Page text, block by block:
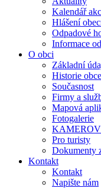
Kalendář
Hlášení
Odpadové
Informace
O obci
Základní
Historie obce
Současnost
Firmy a
Mapová
Fotogalerie
Pro turisty
Dokumenty
Kontakt
Kontakt
Napište nám